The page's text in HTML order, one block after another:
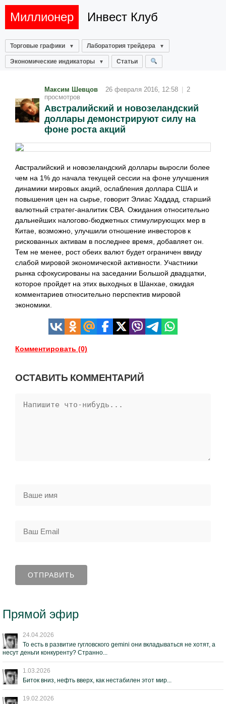
Миллионер Инвест Клуб
Торговые графики Лаборатория трейдера
Экономические индикаторы Статьи
Максим Шевцов 26 февраля 2016, 12:58
2
просмотров
Австралийский и новозеландский
доллары демонстрируют силу на
фоне роста акций
Австралийский и новозеландский доллары выросли более
чем на 1% до начала текущей сессии на фоне улучшения
динамики мировых акций, ослабления доллара США и
повышения цен на сырье, говорит Элиас Хаддад, старший
валютный стратег-аналитик CBA. Ожидания относительно
дальнейших налогово-бюджетных стимулирующих мер в
Китае, возможно, улучшили отношение инвесторов к
рискованных активам в последнее время, добавляет он.
Тем не менее, рост обеих валют будет ограничен ввиду
слабой мировой экономической активности. Участники
рынка сфокусированы на заседании Большой двадцатки,
которое пройдет на этих выходных в Шанхае, ожидая
комментариев относительно перспектив мировой
экономики.
Комментировать (0)
ОСТАВИТЬ КОММЕНТАРИЙ
Прямой эфир
24.04.2026
То есть в развитие гугловского gemini они вкладываться не хотят, а
несут деньги конкуренту? Странно...
1.03.2026
Биток вниз, нефть вверх, как нестабилен этот мир...
19.02.2026